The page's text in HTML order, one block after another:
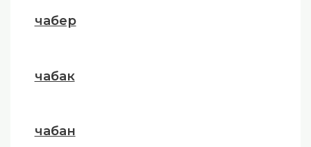
чабер
чабак
чабан